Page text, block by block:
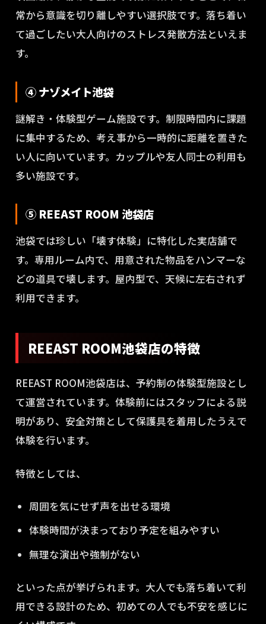
常から意識を切り離しやすい選択肢です。落ち着い
て過ごしたい大人向けのストレス発散方法といえま
す。
④ ナゾメイト池袋
謎解き・体験型ゲーム施設です。制限時間内に課題
に集中するため、考え事から一時的に距離を置きた
い人に向いています。カップルや友人同士の利用も
多い施設です。
⑤ REEAST ROOM 池袋店
池袋では珍しい「壊す体験」に特化した実店舗で
す。専用ルーム内で、用意された物品をハンマーな
どの道具で壊します。屋内型で、天候に左右されず
利用できます。
REEAST ROOM池袋店の特徴
REEAST ROOM池袋店は、予約制の体験型施設とし
て運営されています。体験前にはスタッフによる説
明があり、安全対策として保護具を着用したうえで
体験を行います。
特徴としては、
周囲を気にせず声を出せる環境
体験時間が決まっており予定を組みやすい
無理な演出や強制がない
といった点が挙げられます。大人でも落ち着いて利
用できる設計のため、初めての人でも不安を感じに